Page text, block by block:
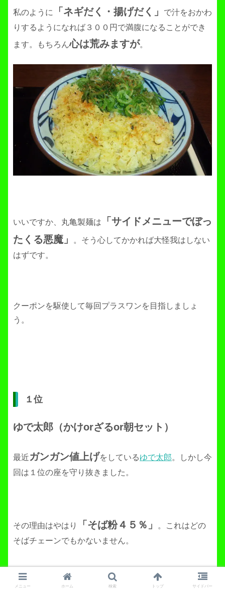
私のように 「ネギだく・揚げだく」
で汁をおかわ
りするようになれば３００円で満腹になることができ
ます。もちろん心は荒みますが。
いいですか、丸亀製麺は
「サイドメニューでぼっ
たくる悪魔」
。そう心してかかれば大怪我はしない
はずです。
クーポンを駆使して毎回プラスワンを目指しましょ
う。
１位
ゆで太郎（かけorざるor朝セット）
最近ガンガン値上げをしているゆで太郎。しかし今
回は１位の座を守り抜きました。
その理由はやはり 「そば粉４５％」
。これはどの
そばチェーンでもかないません。
メニュー ホーム 検索 トップ サイドバー